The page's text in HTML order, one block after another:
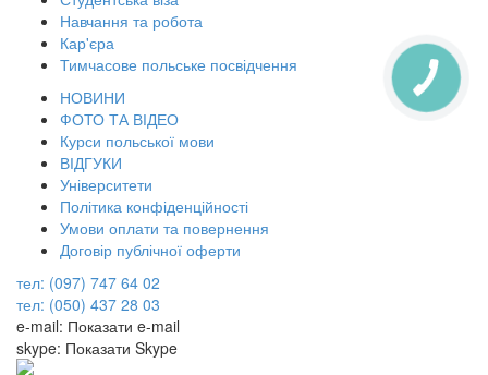
Навчання та робота
Кар'єра
Тимчасове польське посвідчення
НОВИНИ
ФОТО ТА ВІДЕО
Курси польської мови
ВІДГУКИ
Університети
Політика конфіденційності
Умови оплати та повернення
Договір публічної оферти
тел: (097) 747 64 02
тел: (050) 437 28 03
e-mail: Показати e-mail
skype: Показати Skype
КНОПКА
ЗВ'ЯЗКУ